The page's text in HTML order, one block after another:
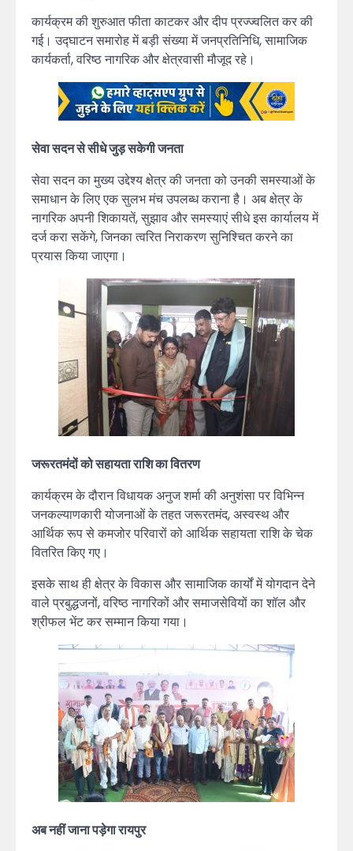
कार्यक्रम की शुरुआत फीता काटकर और दीप प्रज्ज्वलित कर की
गई। उद्घाटन समारोह में बड़ी संख्या में जनप्रतिनिधि, सामाजिक
कार्यकर्ता, वरिष्ठ नागरिक और क्षेत्रवासी मौजूद रहे।
सेवा सदन से सीधे जुड़ सकेगी जनता
सेवा सदन का मुख्य उद्देश्य क्षेत्र की जनता को उनकी समस्याओं के
समाधान के लिए एक सुलभ मंच उपलब्ध कराना है। अब क्षेत्र के
नागरिक अपनी शिकायतें, सुझाव और समस्याएं सीधे इस कार्यालय में
दर्ज करा सकेंगे, जिनका त्वरित निराकरण सुनिश्चित करने का
प्रयास किया जाएगा।
जरूरतमंदों को सहायता राशि का वितरण
कार्यक्रम के दौरान विधायक अनुज शर्मा की अनुशंसा पर विभिन्न
जनकल्याणकारी योजनाओं के तहत जरूरतमंद, अस्वस्थ और
आर्थिक रूप से कमजोर परिवारों को आर्थिक सहायता राशि के चेक
वितरित किए गए।
इसके साथ ही क्षेत्र के विकास और सामाजिक कार्यों में योगदान देने
वाले प्रबुद्धजनों, वरिष्ठ नागरिकों और समाजसेवियों का शॉल और
श्रीफल भेंट कर सम्मान किया गया।
अब नहीं जाना पड़ेगा रायपुर